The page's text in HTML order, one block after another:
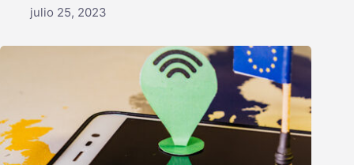
julio 25, 2023